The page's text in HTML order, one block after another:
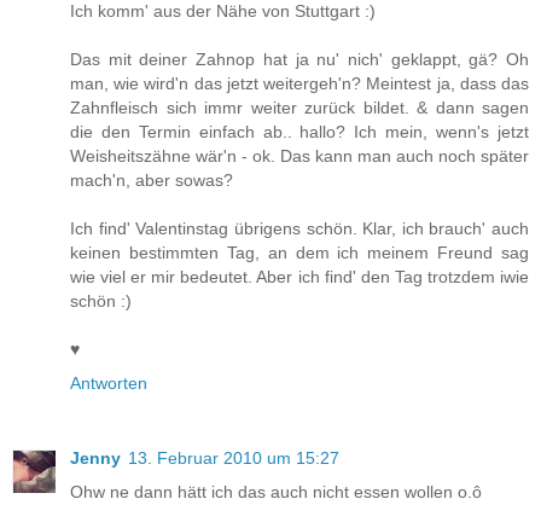
Ich komm' aus der Nähe von Stuttgart :)
Das mit deiner Zahnop hat ja nu' nich' geklappt, gä? Oh
man, wie wird'n das jetzt weitergeh'n? Meintest ja, dass das
Zahnfleisch sich immr weiter zurück bildet. & dann sagen
die den Termin einfach ab.. hallo? Ich mein, wenn's jetzt
Weisheitszähne wär'n - ok. Das kann man auch noch später
mach'n, aber sowas?
Ich find' Valentinstag übrigens schön. Klar, ich brauch' auch
keinen bestimmten Tag, an dem ich meinem Freund sag
wie viel er mir bedeutet. Aber ich find' den Tag trotzdem iwie
schön :)
♥
Antworten
Jenny 13. Februar 2010 um 15:27
Ohw ne dann hätt ich das auch nicht essen wollen o.ô